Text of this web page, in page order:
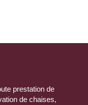
prestation de
de chaises,